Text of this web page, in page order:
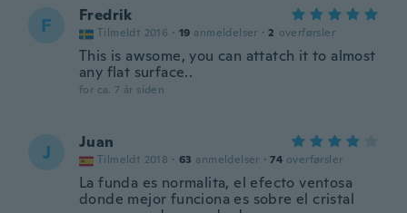
F Fredrik
Tilmeldt 2016 · 19 anmeldelser · 2 overførsler
This is awsome, you can attatch it to almost
any flat surface..
for ca. 7 år siden
J Juan
Tilmeldt 2018 · 63 anmeldelser · 74 overførsler
La funda es normalita, el efecto ventosa
donde mejor funciona es sobre el cristal